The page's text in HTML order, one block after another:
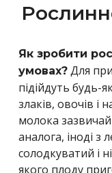
Як зробити
умовах? Для
підійдуть будь-
злаків, овочів і
молока зазвичай
аналога, іноді з
солодкуватий і
якого плоду